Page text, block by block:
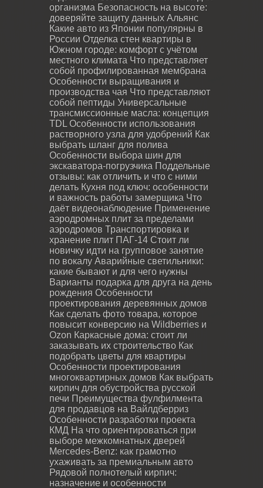
организма Безопасность на высоте:
доверяйте защиту данных Альянс
Какие авто из Японии популярны в
России Отделка стен квартиры в
Южном городе: комфорт с учётом
местного климата Что представляет
собой профилированная мембрана
Особенности выращивания и
производства чая Что представляют
собой пептиды Универсальные
трансмиссионные масла: концепция
TDL Особенности использования
растворного узла для удобрений Как
выбрать шланг для полива
Особенности выбора шин для
экскаватора-погрузчика Поддельные
отзывы: как отличить и что с ними
делать Кухня под ключ: особенности
и важность работы замерщика Что
даёт видеонаблюдение Применение
аэродромных плит за пределами
аэродромов Транспортировка и
хранение плит ПАГ-14 Стоит ли
новичку идти на групповое занятие
по вокалу Аварийные светильники:
какие бывают и для чего нужны
Варианты подарка для друга на день
рождения Особенности
проектирования деревянных домов
Как сделать фото товара, которое
повысит конверсию на Wildberries и
Ozon Каркасные дома: стоит ли
заказывать их строительство Как
подобрать цветы для квартиры
Особенности проектирования
многоквартирных домов Как выбрать
кирпич для обустройства русской
печи Преимущества фулфилмента
для продавцов на Вайлдберриз
Особенности разработки проекта
КМД На что ориентироваться при
выборе межкомнатных дверей
Mercedes-Benz: как грамотно
ухаживать за премиальным авто
Рядовой полнотелый кирпич:
назначение и особенности